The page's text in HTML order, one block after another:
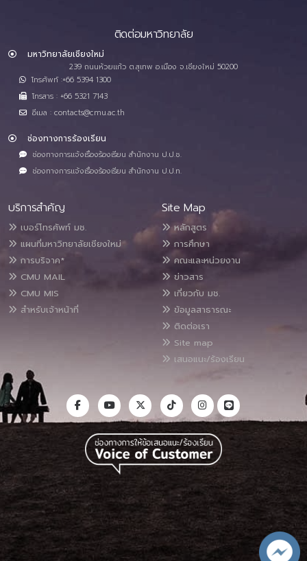
ติดต่อมหาวิทยาลัย
มหาวิทยาลัยเชียงใหม่
239 ถนนห้วยแก้ว ต.สุเทพ อ.เมือง จ.เชียงใหม่ 50200
โทรศัพท์ :+66 5394 1300
โทรสาร : +66 5321 7143
อีเมล : contacts@cmu.ac.th
ช่องทางการร้องเรียน
ช่องทางการแจ้งเรื่องร้องเรียน สำนักงาน ป.ป.ช.
ช่องทางการแจ้งเรื่องร้องเรียน สำนักงาน ป.ป.ท.
บริการสำคัญ
เบอร์โทรศัพท์ มช.
แผนที่มหาวิทยาลัยเชียงใหม่
การบริจาค*
CMU MAIL
CMU MIS
สำหรับเจ้าหน้าที่
Site Map
หลักสูตร
การศึกษา
คณะและหน่วยงาน
ข่าวสาร
เกี่ยวกับ มช.
ข้อมูลสาธารณะ
ติดต่อเรา
Site map
เสนอแนะ/ร้องเรียน